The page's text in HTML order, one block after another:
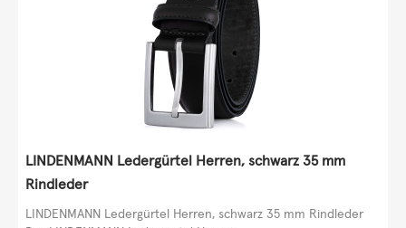
LINDENMANN Ledergürtel Herren, schwarz 35 mm
Rindleder
LINDENMANN Ledergürtel Herren, schwarz 35 mm Rindleder